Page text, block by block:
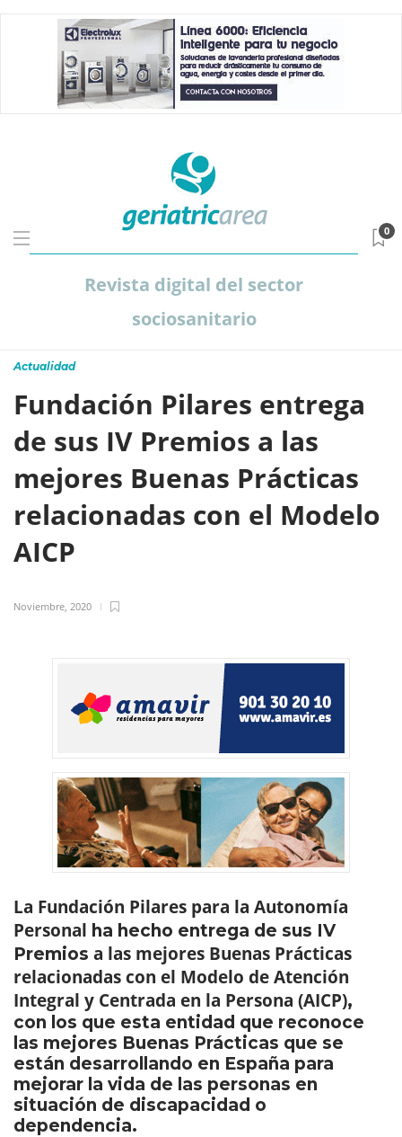
Revista digital del sector
sociosanitario
0
Actualidad
Fundación Pilares entrega
de sus IV Premios a las
mejores Buenas Prácticas
relacionadas con el Modelo
AICP
Noviembre, 2020
La Fundación Pilares para la Autonomía
Personal ha hecho entrega de sus IV
Premios a las mejores Buenas Prácticas
relacionadas con el Modelo de Atención
Integral y Centrada en la Persona (AICP),
con los que esta entidad que reconoce
las mejores Buenas Prácticas que se
están desarrollando en España para
mejorar la vida de las personas en
situación de discapacidad o
dependencia.